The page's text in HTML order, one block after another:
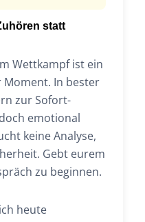
statt
Wettkampf ist ein
In bester
zur Sofort-
emotional
keine Analyse,
Gebt eurem
zu beginnen.
heute